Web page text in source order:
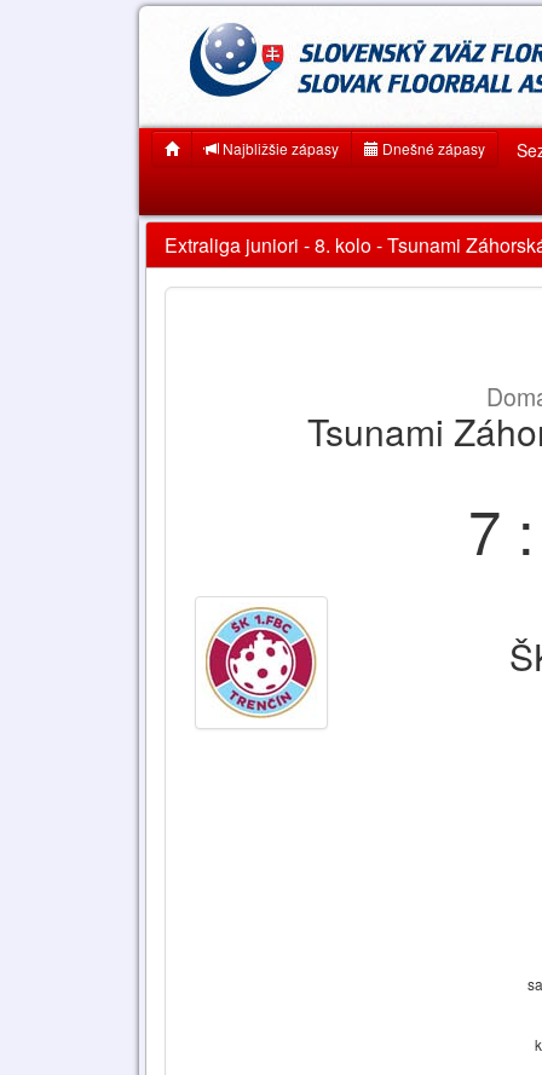
Najbližšie zápasy Dnešné zápasy
Extraliga juniori - 8. kolo - Tsunami
Tsunami
7